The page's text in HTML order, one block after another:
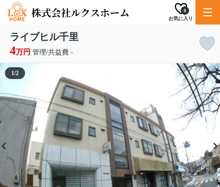
お気に入り
0
ライブヒル千里
4万円 管理/共益費 -
1/2